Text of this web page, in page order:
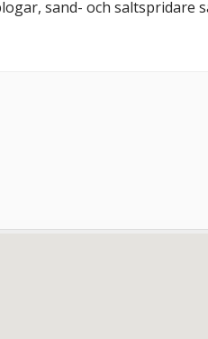
sand- och saltspridare